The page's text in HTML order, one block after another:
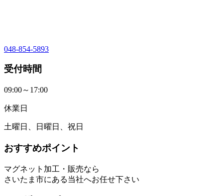
048-854-5893
受付時間
09:00～17:00
休業日
土曜日、日曜日、祝日
おすすめポイント
マグネット加工・販売なら
さいたま市にある当社へお任せ下さい